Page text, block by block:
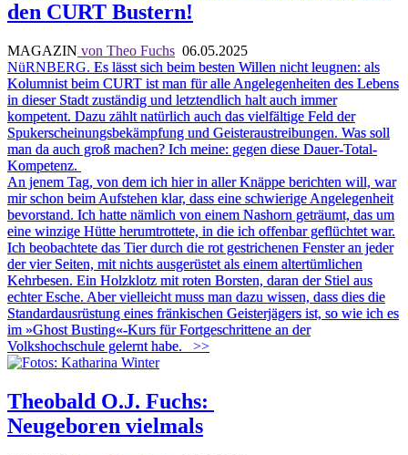
den CURT Bustern!
MAGAZIN von Theo Fuchs 06.05.2025
NüRNBERG. Es lässt sich beim besten Willen nicht leugnen: als
Kolumnist beim CURT ist man für alle Angelegenheiten des Lebens
in dieser Stadt zuständig und letztendlich halt auch immer
kompetent. Dazu zählt natürlich auch das vielfältige Feld der
Spukerscheinungsbekämpfung und Geisteraustreibungen. Was soll
man da auch groß machen? Ich meine: gegen diese Dauer-Total-
Kompetenz.
An jenem Tag, von dem ich hier in aller Knäppe berichten will, war
mirschon beim Aufstehen klar, dass eine schwierige Angelegenheit
bevorstand. Ich hatte nämlich von einem Nashorn geträumt, das um
eine winzige Hütte herumtrottete, in die ich offenbar geflüchtet war.
Ich beobachtete das Tier durch die rot gestrichenen Fenster an jeder
der vier Seiten, mit nichts ausgerüstet als einem altertümlichen
Kehrbesen. Ein Holzklotz mit roten Borsten, daran der Stiel aus
echter Esche. Aber vielleicht muss man dazu wissen, dass dies die
Standardausrüstung eines fränkischen Geisterjägers ist, so wie ich es
im »Ghost Busting«-Kurs für Fortgeschrittene an der
Volkshochschule gelernt habe.
>>
Theobald O.J. Fuchs:
Neugeboren vielmals